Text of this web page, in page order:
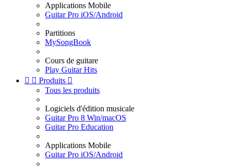
Applications Mobile
Guitar Pro iOS/Android
Partitions
MySongBook
Cours de guitare
Play Guitar Hits
  Produits 
Tous les produits
Logiciels d'édition musicale
Guitar Pro 8 Win/macOS
Guitar Pro Education
Applications Mobile
Guitar Pro iOS/Android